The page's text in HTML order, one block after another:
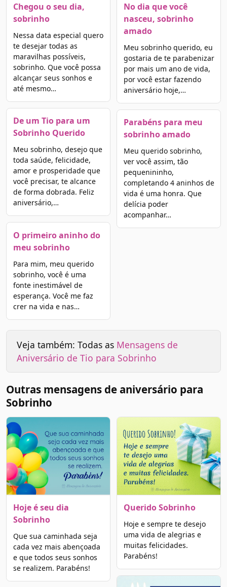
Chegou o seu dia,
sobrinho
Nessa data especial quero
te desejar todas as
maravilhas possíveis,
sobrinho. Que você possa
alcançar seus sonhos e
até mesmo…
De um Tio para um
Sobrinho Querido
Meu sobrinho, desejo que
toda saúde, felicidade,
amor e prosperidade que
você precisar, te alcance
de forma dobrada. Feliz
aniversário,…
O primeiro aninho do
meu sobrinho
Para mim, meu querido
sobrinho, você é uma
fonte inestimável de
esperança. Você me faz
crer na vida e nas…
No dia que você
nasceu, sobrinho
amado
Meu sobrinho querido, eu
gostaria de te parabenizar
por mais um ano de vida,
por você estar fazendo
aniversário hoje,…
Parabéns para meu
sobrinho amado
Meu querido sobrinho,
ver você assim, tão
pequenininho,
completando 4 aninhos de
vida é uma honra. Que
delícia poder
acompanhar…
Veja também: Todas as Mensagens de
Aniversário de Tio para Sobrinho
Outras mensagens de aniversário para
Sobrinho
Hoje é seu dia
Sobrinho
Que sua caminhada seja
cada vez mais abençoada
e que todos seus sonhos
se realizem. Parabéns!
Querido Sobrinho
Hoje e sempre te desejo
uma vida de alegrias e
muitas felicidades.
Parabéns!